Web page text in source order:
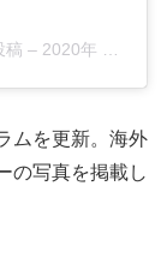
稿 – 2020年 3月月2日午前6時50分PST
ムを更新。海外
の写真を掲載し